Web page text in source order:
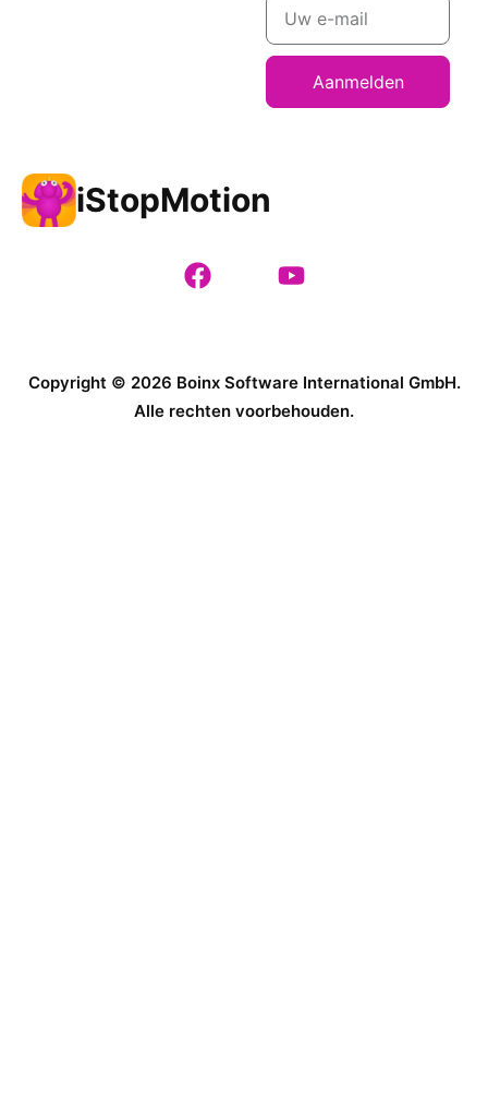
Aanmelden
iStopMotion
Copyright © 2026 Boinx Software International GmbH.
Alle rechten voorbehouden.